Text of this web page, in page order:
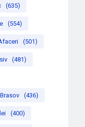
(635)
(554)
(501)
(481)
Brasov (436)
(400)